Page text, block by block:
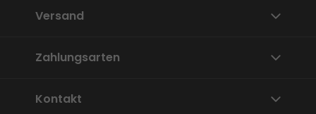
Versand
Zahlungsarten
Kontakt